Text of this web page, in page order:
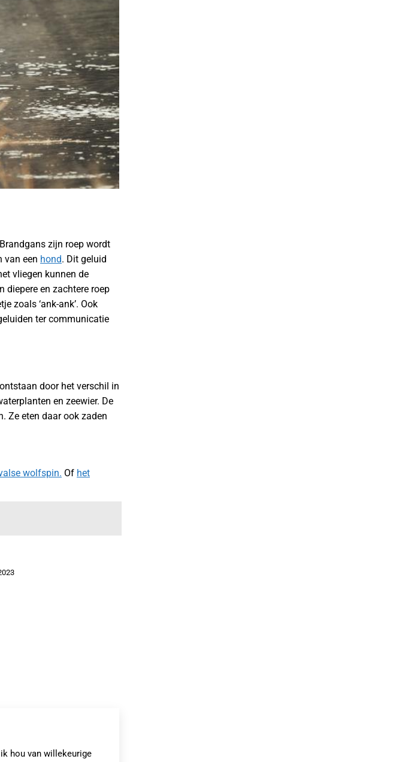
zijn roep wordt
van een hond. Dit geluid
vliegen kunnen de
diepere en zachtere roep
zoals ‘ank-ank’. Ook
ter communicatie
door het verschil in
en zeewier. De
Ze eten daar ook zaden
wolfspin. Of het
hou van willekeurige